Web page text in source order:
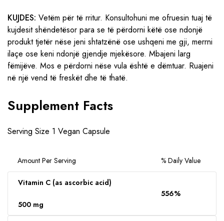
KUJDES: Vetëm për të rritur. Konsultohuni me ofruesin tuaj të
kujdesit shëndetësor para se të përdorni këtë ose ndonjë
produkt tjetër nëse jeni shtatzënë ose ushqeni me gji, merrni
ilaçe ose keni ndonjë gjendje mjekësore. Mbajeni larg
fëmijëve. Mos e përdorni nëse vula është e dëmtuar. Ruajeni
në një vend të freskët dhe të thatë.
Supplement Facts
Serving Size 1 Vegan Capsule
Amount Per Serving % Daily Value
Vitamin C (as ascorbic acid)
500 mg
556%